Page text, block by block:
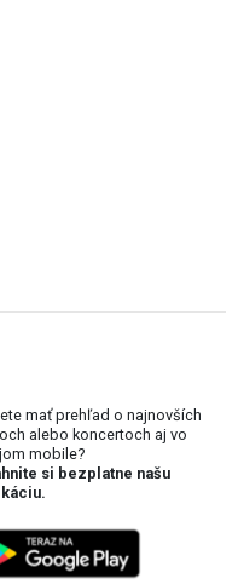
mať prehľad o najnovších
alebo koncertoch aj vo
mobile?
si bezplatne našu